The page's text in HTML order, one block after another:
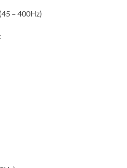
– 400Hz)